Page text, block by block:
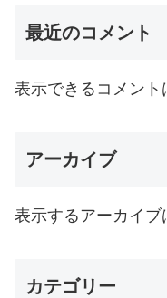
最近のコメント
表示できるコメント
アーカイブ
表示するアーカイブ
カテゴリー